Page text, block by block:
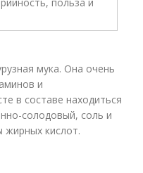
мука. Она очень
и
в составе находиться
солодовый, соль и
жирных кислот.